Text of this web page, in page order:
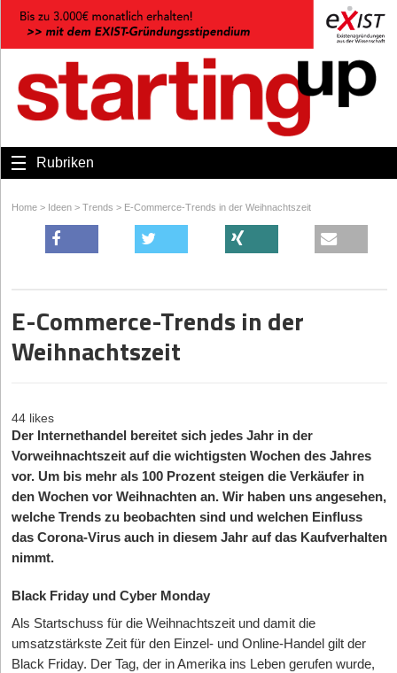
Rubriken
Home > Ideen > Trends > E-Commerce-Trends in der Weihnachtszeit
E-Commerce-Trends in der
Weihnachtszeit
44 likes
Der Internethandel bereitet sich jedes Jahr in der
Vorweihnachtszeit auf die wichtigsten Wochen des Jahres
vor. Um bis mehr als 100 Prozent steigen die Verkäufer in
den Wochen vor Weihnachten an. Wir haben uns angesehen,
welche Trends zu beobachten sind und welchen Einfluss
das Corona-Virus auch in diesem Jahr auf das Kaufverhalten
nimmt.
Black Friday und Cyber Monday
Als Startschuss für die Weihnachtszeit und damit die
umsatzstärkste Zeit für den Einzel- und Online-Handel gilt der
Black Friday. Der Tag, der in Amerika ins Leben gerufen wurde,